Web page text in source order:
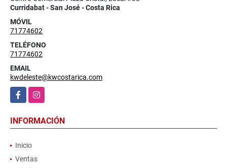
Curridabat - San José - Costa Rica
MÓVIL
71774602
TELÉFONO
71774602
EMAIL
kwdeleste@kwcostarica.com
FacebookInstagram
INFORMACIÓN
Inicio
Ventas